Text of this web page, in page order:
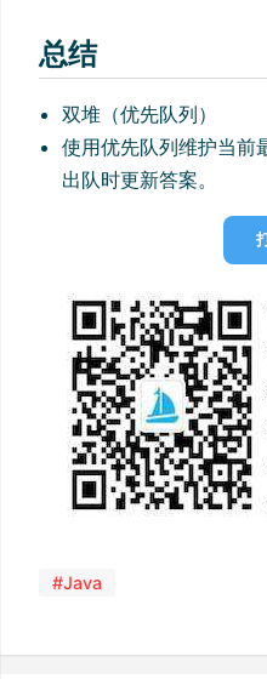
总结
双堆（优先队列）
使用优先队列维护当前
出队时更新答案。
#Java